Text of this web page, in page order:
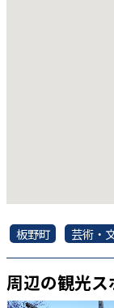
板野町 芸術・
周辺の観光ス